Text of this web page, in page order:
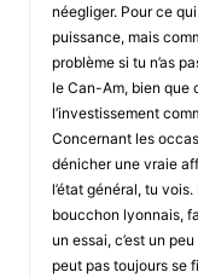
néegliger. Pour ce qui
puissance, mais
problème si tu n’as
le Can-Am, bien que
l’investissement
Concernant les
dénicher une vraie
l’état général, tu
boucchon lyonnais,
un essai, c’est un
peut pas toujours se